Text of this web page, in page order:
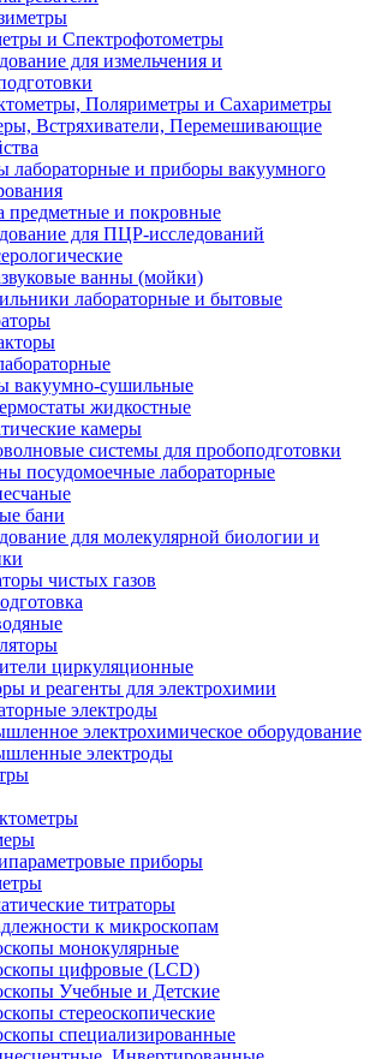
и Спектрофотометры
для измельчения и
Поляриметры и Сахариметры
Встряхиватели, Перемешивающие
лабораторные и приборы вакуумного
предметные и покровные
для ПЦР-исследований
ванны (мойки)
лабораторные и бытовые
вакуумно-сушильные
жидкостные
камеры
системы для пробоподготовки
посудомоечные лабораторные
бани
для молекулярной биологии и
чистых газов
циркуляционные
и реагенты для электрохимии
электроды
электрохимическое оборудование
электроды
приборы
титраторы
к микроскопам
монокулярные
цифровые (LCD)
Учебные и Детские
стереоскопические
специализированные